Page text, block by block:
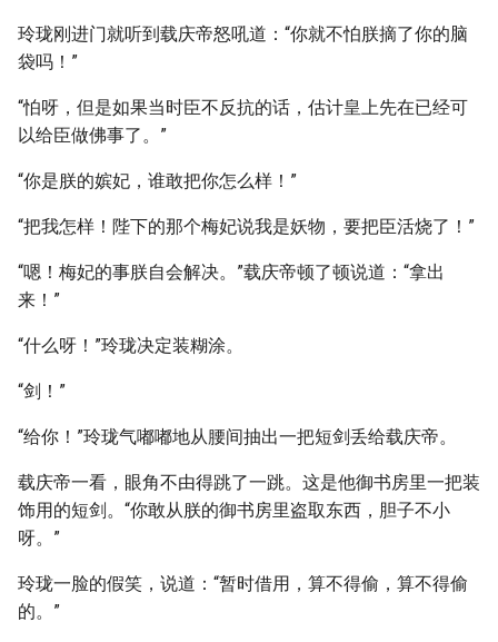
玲珑刚进门就听到载庆帝怒吼道：“你就不怕朕摘了你的脑
袋吗！”
“怕呀，但是如果当时臣不反抗的话，估计皇上先在已经可
以给臣做佛事了。”
“你是朕的嫔妃，谁敢把你怎么样！”
“把我怎样！陛下的那个梅妃说我是妖物，要把臣活烧了！”
“嗯！梅妃的事朕自会解决。”载庆帝顿了顿说道：“拿出
来！”
“什么呀！”玲珑决定装糊涂。
“剑！”
“给你！”玲珑气嘟嘟地从腰间抽出一把短剑丢给载庆帝。
载庆帝一看，眼角不由得跳了一跳。这是他御书房里一把装
饰用的短剑。“你敢从朕的御书房里盗取东西，胆子不小
呀。”
玲珑一脸的假笑，说道：“暂时借用，算不得偷，算不得偷
的。”